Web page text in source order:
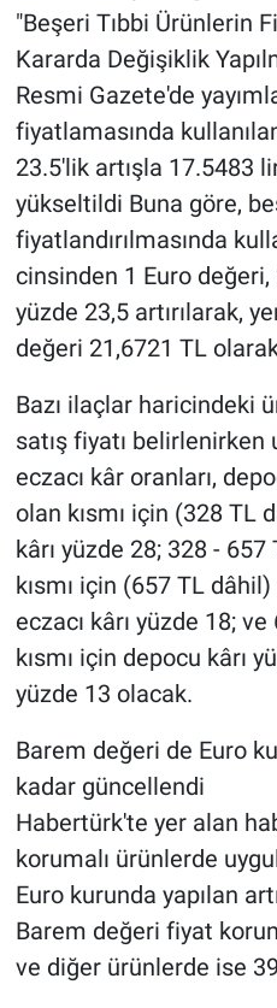
"Beşeri Tıbbi Ürünlerin
Kararda Değişiklik
Resmi Gazete'de
fiyatlamasında
23.5'lik artışla 17.5483
yükseltildi Buna göre,
fiyatlandırılmasında
cinsinden 1 Euro değeri,
yüzde 23,5 artırılarak,
değeri 21,6721 TL
Bazı ilaçlar haricindeki
satış fiyatı
eczacı kâr oranları,
olan kısmı için (328 TL
kârı yüzde 28; 328 - 657
kısmı için (657 TL
eczacı kârı yüzde 18;
kısmı için depocu kârı
yüzde 13 olacak.
Barem değeri de Euro
kadar güncellendi
Habertürk'te yer alan
korumalı ürünlerde
Euro kurunda yapılan
Barem değeri fiyat
ve diğer ürünlerde ise
Gündem Özel
Günün görüntüsü
Haber
İlan
Kimdir
Koronavirüs
Kültür Sanat
Ne demişti
Nedir
Popüler
Programlar
Spor
Teknoloji
Türkiye'nin Geleceği
Türkiye'nin Gündemi